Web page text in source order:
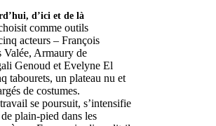
d’ici et de là
comme outils
acteurs – François
Valée, Armaury de
Genoud et Evelyne El
tabourets, un plateau nu et
de costumes.
se poursuit, s’intensifie
plain-pied dans les